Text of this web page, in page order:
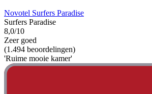
Novotel Surfers Paradise
Surfers Paradise
8,0/10
Zeer goed
(1.494 beoordelingen)
'Ruime mooie kamer'